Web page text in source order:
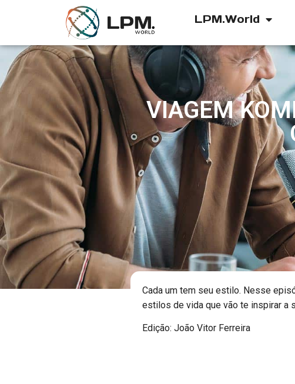
LPM.World
VIAGEM
Cada um tem seu estilo. Nesse
estilos de vida que vão te inspirar a
Edição: João Vitor Ferreira